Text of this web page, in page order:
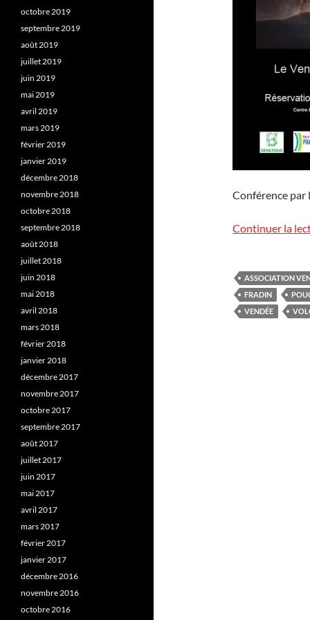
Conférence par
Continuer la
ASSOCIATION
FRADIN
VENDÉE
octobre 2019
septembre 2019
août 2019
juillet 2019
juin 2019
mai 2019
avril 2019
mars 2019
février 2019
janvier 2019
décembre 2018
novembre 2018
octobre 2018
septembre 2018
août 2018
juillet 2018
juin 2018
mai 2018
avril 2018
mars 2018
février 2018
janvier 2018
décembre 2017
novembre 2017
octobre 2017
septembre 2017
août 2017
juillet 2017
juin 2017
mai 2017
avril 2017
mars 2017
février 2017
janvier 2017
décembre 2016
novembre 2016
octobre 2016